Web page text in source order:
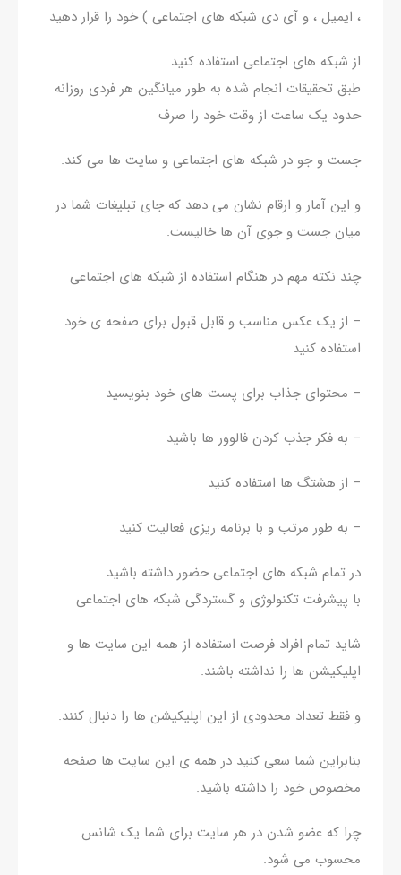
، ایمیل ، و آی دی شبکه های اجتماعی ) خود را قرار دهید
از شبکه های اجتماعی استفاده کنید
طبق تحقیقات انجام شده به طور میانگین هر فردی روزانه
حدود یک ساعت از وقت خود را صرف
جست و جو در شبکه های اجتماعی و سایت ها می کند.
و این آمار و ارقام نشان می دهد که جای تبلیغات شما در
میان جست و جوی آن ها خالیست.
چند نکته مهم در هنگام استفاده از شبکه های اجتماعی
– از یک عکس مناسب و قابل قبول برای صفحه ی خود
استفاده کنید
– محتوای جذاب برای پست های خود بنویسید
– به فکر جذب کردن فالوور ها باشید
– از هشتگ ها استفاده کنید
– به طور مرتب و با برنامه ریزی فعالیت کنید
در تمام شبکه های اجتماعی حضور داشته باشید
با پیشرفت تکنولوژی و گستردگی شبکه های اجتماعی
شاید تمام افراد فرصت استفاده از همه این سایت ها و
اپلیکیشن ها را نداشته باشند.
و فقط تعداد محدودی از این اپلیکیشن ها را دنبال کنند.
بنابراین شما سعی کنید در همه ی این سایت ها صفحه
مخصوص خود را داشته باشید.
چرا که عضو شدن در هر سایت برای شما یک شانس
محسوب می شود.